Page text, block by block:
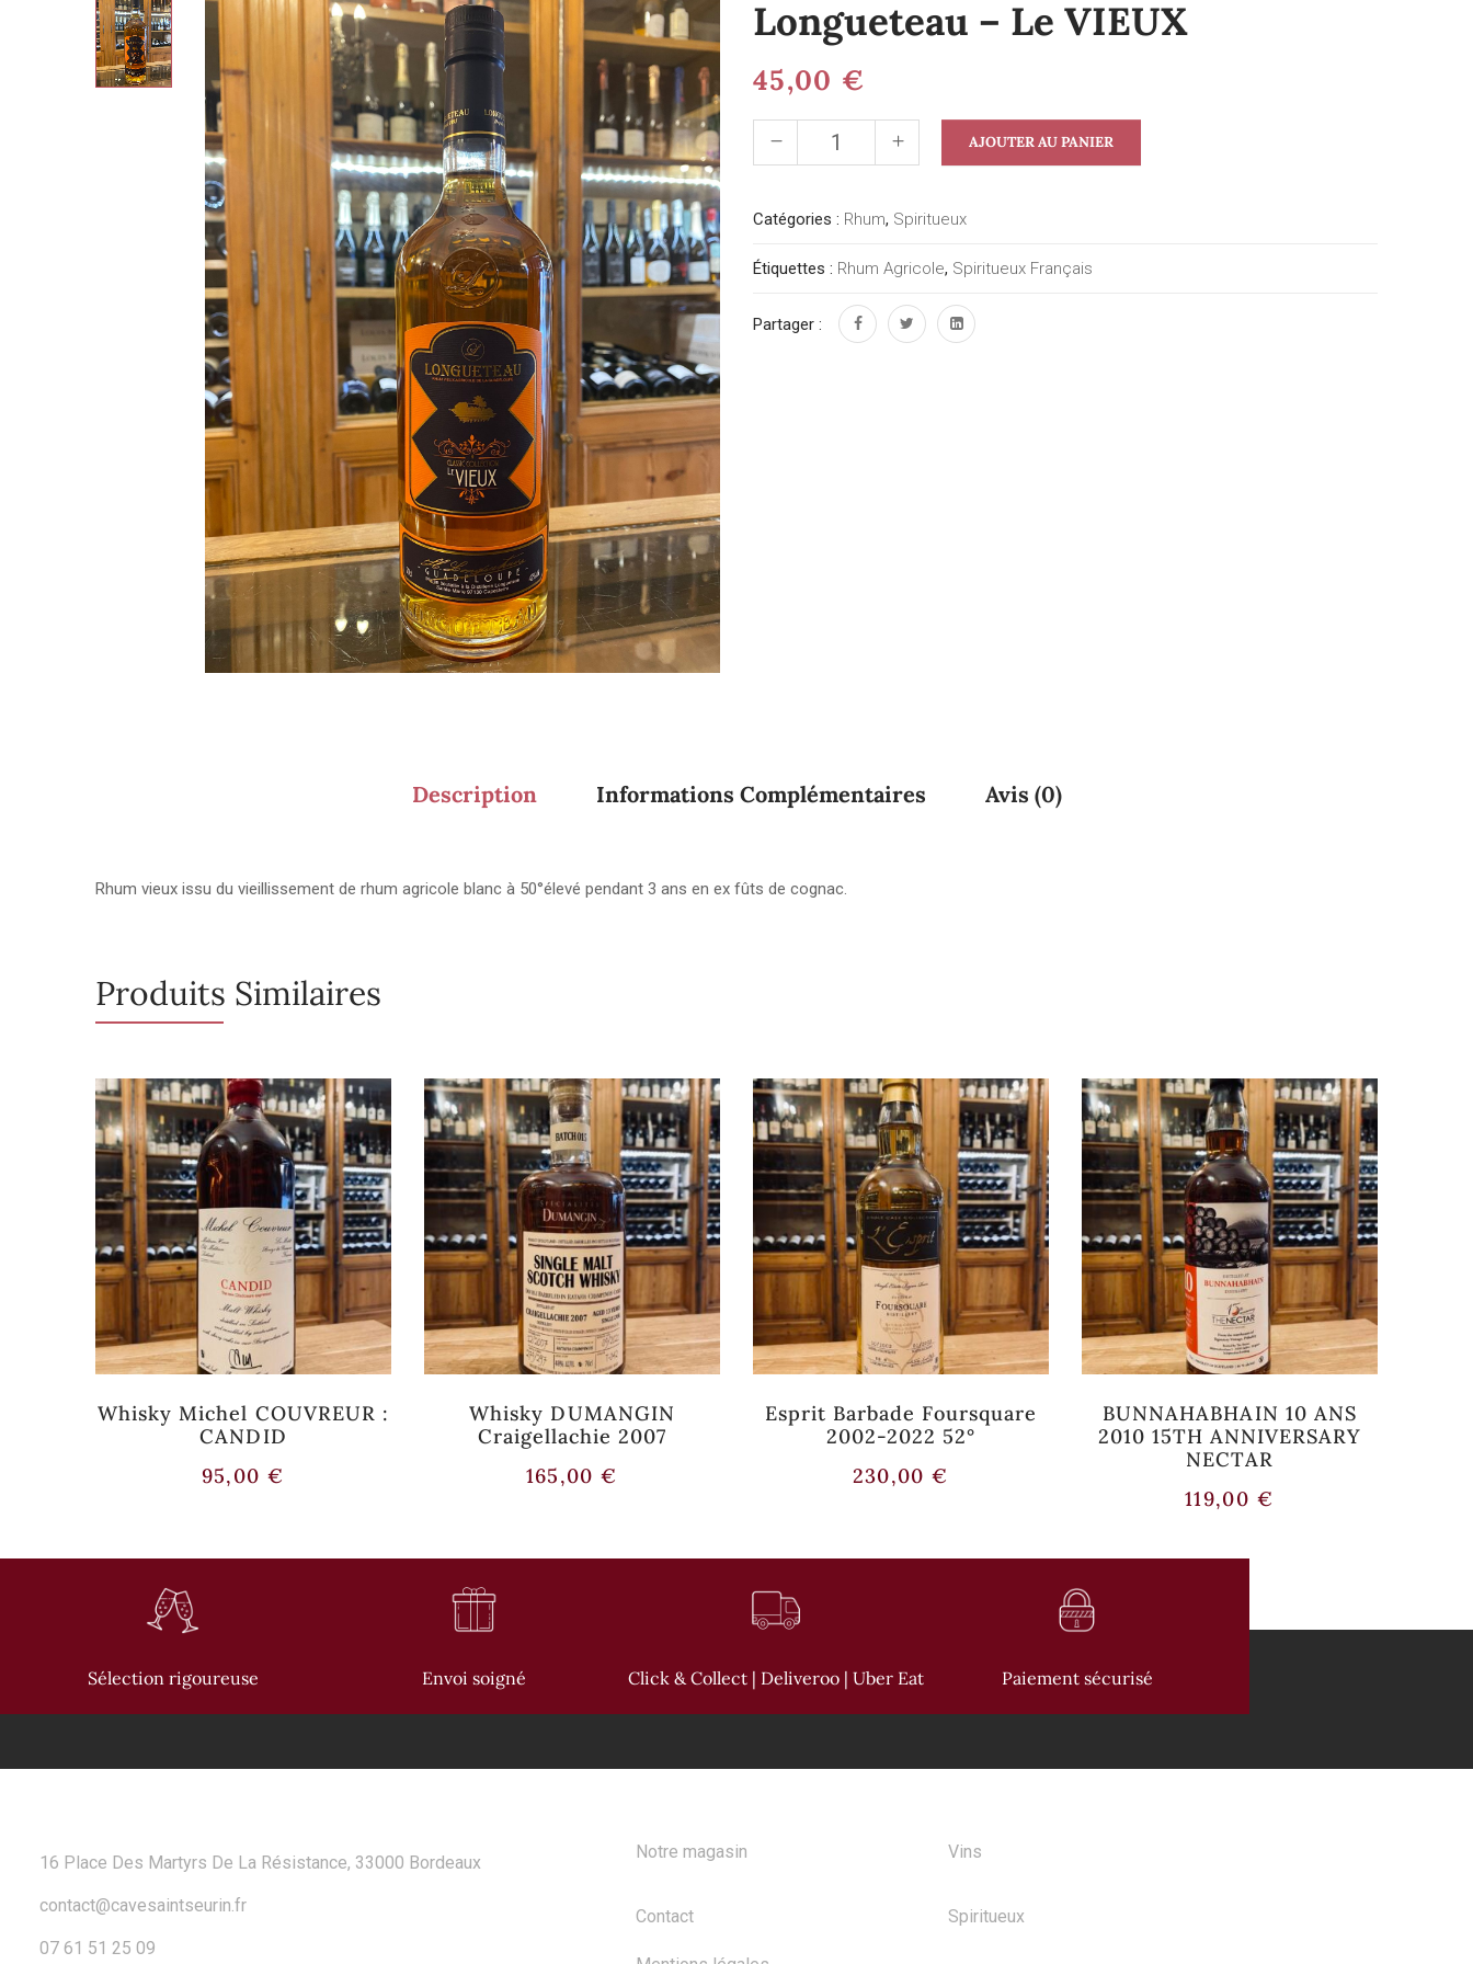
Longueteau – Le VIEUX
45,00 €
AJOUTER AU PANIER
Catégories : Rhum, Spiritueux
Étiquettes : Rhum Agricole, Spiritueux Français
Partager :
Description Informations Complémentaires Avis (0)
Rhum vieux issu du vieillissement de rhum agricole blanc à 50°élevé pendant 3 ans en ex fûts de cognac.
Produits Similaires
Rupture de stock
Whisky Michel COUVREUR :
CANDID
95,00 €
Whisky DUMANGIN
Craigellachie 2007
165,00€
Esprit Barbade Foursquare
2002-2022 52°
230,00€
BUNNAHABHAIN 10 ANS
2010 15TH ANNIVERSARY
NECTAR
119,00 €
Sélection rigoureuse Envoi soigné Click & Collect | Deliveroo | Uber Eat Paiement sécurisé
16 Place Des Martyrs De La Résistance, 33000 Bordeaux
contact@cavesaintseurin.fr
07 61 51 25 09
Notre magasin
Contact
Vins
Spiritueux